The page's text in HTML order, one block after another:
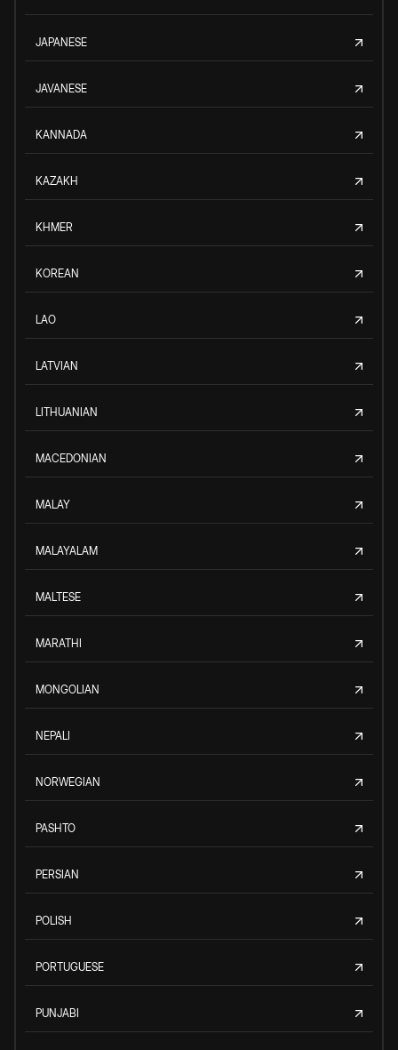
JAPANESE
JAVANESE
KANNADA
KAZAKH
KHMER
KOREAN
LAO
LATVIAN
LITHUANIAN
MACEDONIAN
MALAY
MALAYALAM
MALTESE
MARATHI
MONGOLIAN
NEPALI
NORWEGIAN
PASHTO
PERSIAN
POLISH
PORTUGUESE
PUNJABI